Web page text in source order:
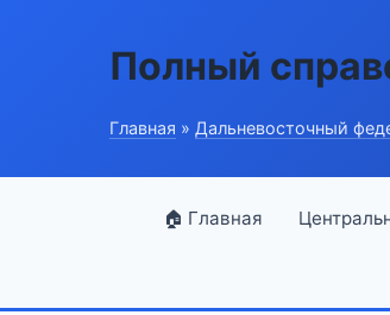
Полный
Главная » Дальневосточный
🏠 Главная